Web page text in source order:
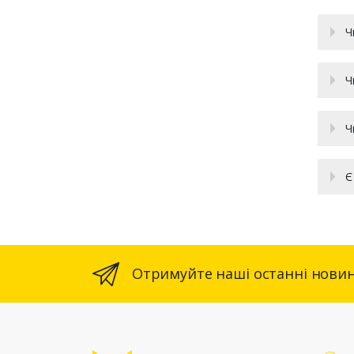
Є
Отримуйте наші останні